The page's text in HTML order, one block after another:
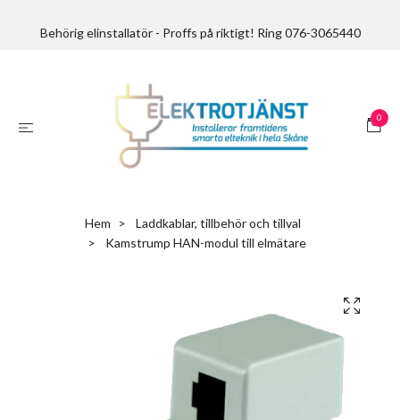
Behörig elinstallatör - Proffs på riktigt! Ring 076-3065440
0
Hem
Laddkablar, tillbehör och tillval
Kamstrump HAN-modul till elmätare